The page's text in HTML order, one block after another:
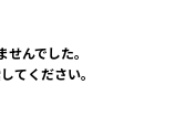
んでした。
てください。